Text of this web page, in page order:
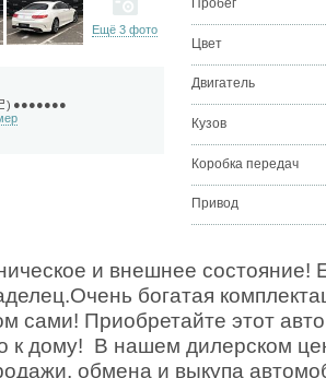
Ещё 3 фото
) ●●●●●●●
Пробег
Цвет
Двигатель
Кузов
Коробка передач
Привод
и внешнее состояние!
богатая
сами! Приобретайте этот
к дому! В нашем дилерском
обмена и выкупа